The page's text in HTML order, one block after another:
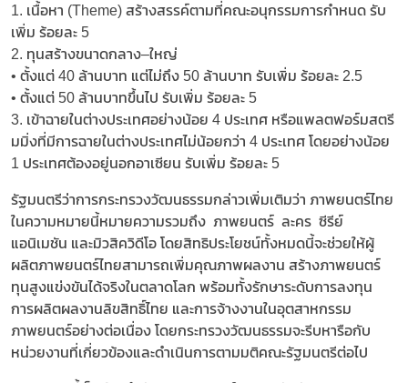
1. เนื้อหา (Theme) สร้างสรรค์ตามที่คณะอนุกรรมการกำหนด รับ
เพิ่ม ร้อยละ 5
2. ทุนสร้างขนาดกลาง–ใหญ่
• ตั้งแต่ 40 ล้านบาท แต่ไม่ถึง 50 ล้านบาท รับเพิ่ม ร้อยละ 2.5
• ตั้งแต่ 50 ล้านบาทขึ้นไป รับเพิ่ม ร้อยละ 5
3. เข้าฉายในต่างประเทศอย่างน้อย 4 ประเทศ หรือแพลตฟอร์มสตรี
มมิ่งที่มีการฉายในต่างประเทศไม่น้อยกว่า 4 ประเทศ โดยอย่างน้อย
1 ประเทศต้องอยู่นอกอาเซียน รับเพิ่ม ร้อยละ 5
รัฐมนตรีว่าการกระทรวงวัฒนธรรมกล่าวเพิ่มเติมว่า ภาพยนตร์ไทย
ในความหมายนี้หมายความรวมถึง ภาพยนตร์ ละคร ซีรีย์
แอนิเมชัน และมิวสิควิดีโอ โดยสิทธิประโยชน์ทั้งหมดนี้จะช่วยให้ผู้
ผลิตภาพยนตร์ไทยสามารถเพิ่มคุณภาพผลงาน สร้างภาพยนตร์
ทุนสูงแข่งขันได้จริงในตลาดโลก พร้อมทั้งรักษาระดับการลงทุน
การผลิตผลงานลิขสิทธิ์ไทย และการจ้างงานในอุตสาหกรรม
ภาพยนตร์อย่างต่อเนื่อง โดยกระทรวงวัฒนธรรมจะรีบหารือกับ
หน่วยงานที่เกี่ยวข้องและดำเนินการตามมติคณะรัฐมนตรีต่อไป